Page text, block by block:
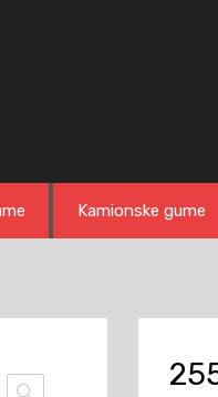
Kamionske gume